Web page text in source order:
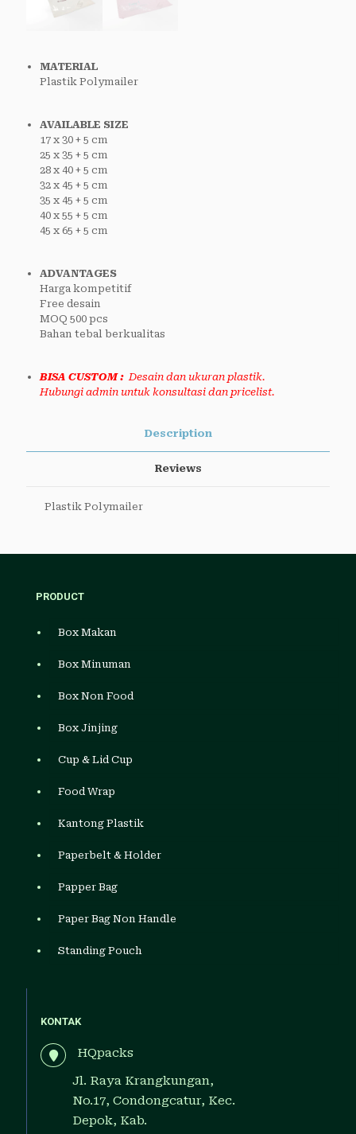
MATERIAL
Plastik Polymailer
AVAILABLE SIZE
17 x 30 + 5 cm
25 x 35 + 5 cm
28 x 40 + 5 cm
32 x 45 + 5 cm
35 x 45 + 5 cm
40 x 55 + 5 cm
45 x 65 + 5 cm
ADVANTAGES
Harga kompetitif
Free desain
MOQ 500 pcs
Bahan tebal berkualitas
BISA CUSTOM : Desain dan ukuran plastik.
Hubungi admin untuk konsultasi dan pricelist.
Description
Reviews
Plastik Polymailer
PRODUCT
Box Makan
Box Minuman
Box Non Food
Box Jinjing
Cup & Lid Cup
Food Wrap
Kantong Plastik
Paperbelt & Holder
Papper Bag
Paper Bag Non Handle
Standing Pouch
KONTAK
HQpacks
Jl. Raya Krangkungan,
No.17, Condongcatur, Kec.
Depok, Kab.